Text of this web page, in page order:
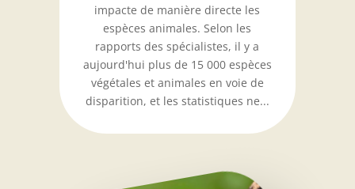
impacte de manière directe les
espèces animales. Selon les
rapports des spécialistes, il y a
aujourd'hui plus de 15 000 espèces
végétales et animales en voie de
disparition, et les statistiques ne...